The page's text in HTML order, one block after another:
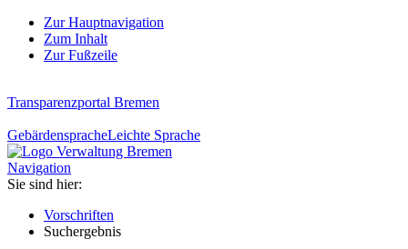
Zur Hauptnavigation
Zum Inhalt
Zur Fußzeile
Transparenzportal Bremen
GebärdenspracheLeichte Sprache
Navigation
Sie sind hier:
Vorschriften
Suchergebnis